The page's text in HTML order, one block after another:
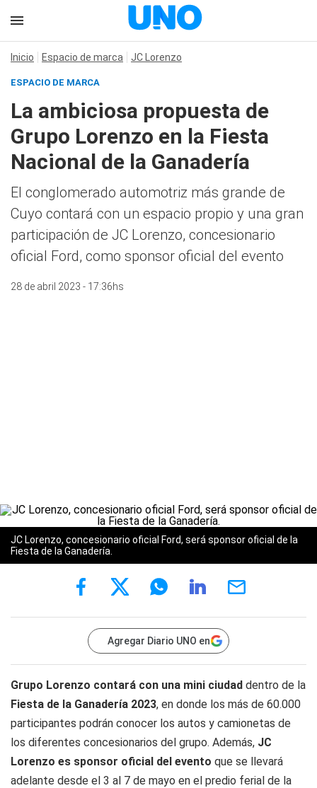
Inicio Espacio de marca JC Lorenzo
ESPACIO DE MARCA
La ambiciosa propuesta de
Grupo Lorenzo en la Fiesta
Nacional de la Ganadería
El conglomerado automotriz más grande de
Cuyo contará con un espacio propio y una gran
participación de JC Lorenzo, concesionario
oficial Ford, como sponsor oficial del evento
28 de abril 2023 - 17:36hs
JC Lorenzo, concesionario oficial Ford, será sponsor oficial de la
Fiesta de la Ganadería.
Agregar Diario UNO en
Grupo Lorenzo contará con una mini ciudad dentro de la
Fiesta de la Ganadería 2023, en donde los más de 60.000
participantes podrán conocer los autos y camionetas de
los diferentes concesionarios del grupo. Además, JC
Lorenzo es sponsor oficial del evento que se llevará
adelante desde el 3 al 7 de mayo en el predio ferial de la